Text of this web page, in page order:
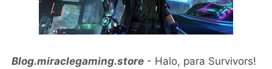
Blog.miraclegaming.store - Halo, para Survivors!